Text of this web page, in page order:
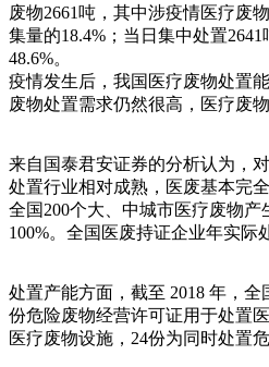
废物2661吨，其中涉疫情医疗废
集量的18.4%；当日集中处置
48.6%。
疫情发生后，我国医疗废物处置
废物处置需求仍然很高，医疗废
来自国泰君安证券的分析认为，
处置行业相对成熟，医废基本完
全国200个大、中城市医疗废物产
100%。全国医废持证企业年实际
处置产能方面，截至 2018 年，
份危险废物经营许可证用于处置
医疗废物设施，24份为同时处置